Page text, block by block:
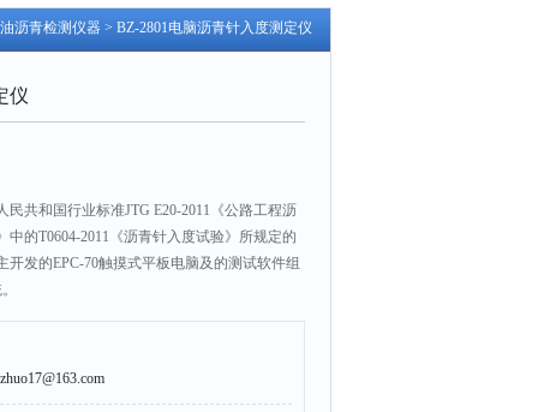
沥青检测仪器 > BZ-2801电脑沥青针入度测定仪
仪
共和国行业标准JTG E20-2011《公路工程沥
中的T0604-2011《沥青针入度试验》所规定的
开发的EPC-70触摸式平板电脑及的测试软件组